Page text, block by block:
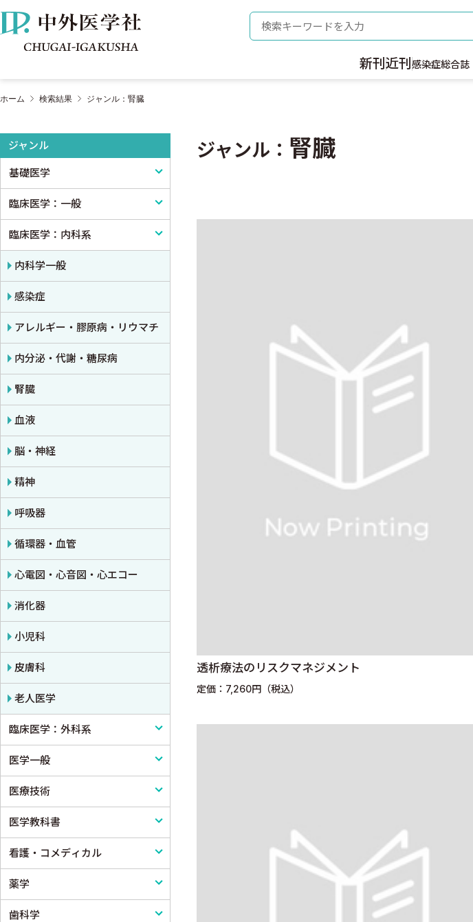
株式会社 中外医学社 検索キーワード
新刊 近刊 感染症総合誌
ホーム 検索結果 ジャンル：腎臓
ジャンル
基礎医学
基礎医学一般
解剖学
生理学
免疫学・血清学
公衆衛生学
法医学
臨床医学：一般
臨床医学一般
診断・臨床検査
画像医学・放射線医学・核医学
プライマリケア医学・総合診療
救急医学・集中治療医学
癌・腫瘍一般・緩和医療
栄養・食事療法・輸液・輸血
薬物療法
東洋医学・漢方医学
臨床医学：内科系
内科学一般
感染症
アレルギー・膠原病・リウマチ
内分泌・代謝・糖尿病
腎臓
血液
脳・神経
精神
呼吸器
循環器・血管
心電図・心音図・心エコー
消化器
小児科
皮膚科
老人医学
臨床医学：外科系
外科学一般
脳神経外科
心臓・血管外科
消化器外科
小児外科
形成外科
医学一般
医学一般・医学概論
医療制度
病院管理
医療統計
論文・医学情報
医療技術
リハビリテーション技術
鍼灸・柔道整復
医学教科書
医学教科書
看護・コメディカル
看護
看護教科書
薬学
薬学
歯科学
ジャンル： 腎臓
透析療法のリスクマネジメント
定価：7,260円（税込）